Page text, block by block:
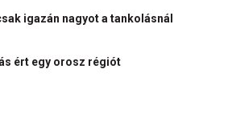
igazán nagyot a tankolásnál
ért egy orosz régiót